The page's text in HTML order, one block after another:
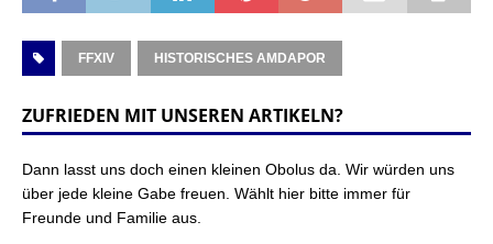
FFXIV HISTORISCHES AMDAPOR
ZUFRIEDEN MIT UNSEREN ARTIKELN?
Dann lasst uns doch einen kleinen Obolus da. Wir würden uns
über jede kleine Gabe freuen. Wählt hier bitte immer für
Freunde und Familie aus.